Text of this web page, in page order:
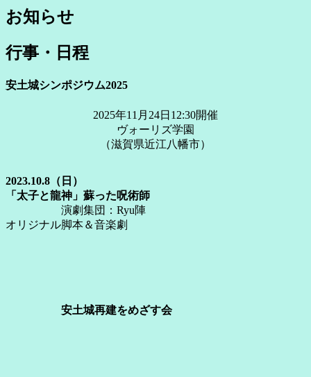
お知らせ
行事・日程
安土城シンポジウム2025
2025年11月24日12:30開催
ヴォーリズ学園
（滋賀県近江八幡市）
2023.10.8（日）
「太子と龍神」蘇った呪術師
演劇集団：Ryu陣
オリジナル脚本＆音楽劇
安土城再建をめざす会